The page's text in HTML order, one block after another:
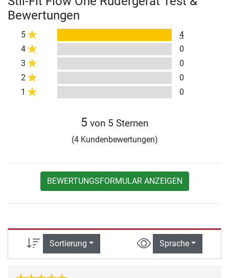
Bewertungen
5
4
4
0
3
0
2
0
1
0
5 von 5 Sternen
(4 Kundenbewertungen)
BEWERTUNGSFORMULAR ANZEIGEN
Sortierung Sprache